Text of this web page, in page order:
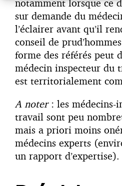
notamment lorsque ce
sur demande du
l’éclairer avant qu’il
conseil de
forme des référés peut
médecin inspecteur du
est territorialement
A noter: les médecins-
travail sont peu
mais a priori moins
médecins experts
un rapport d’expertise).